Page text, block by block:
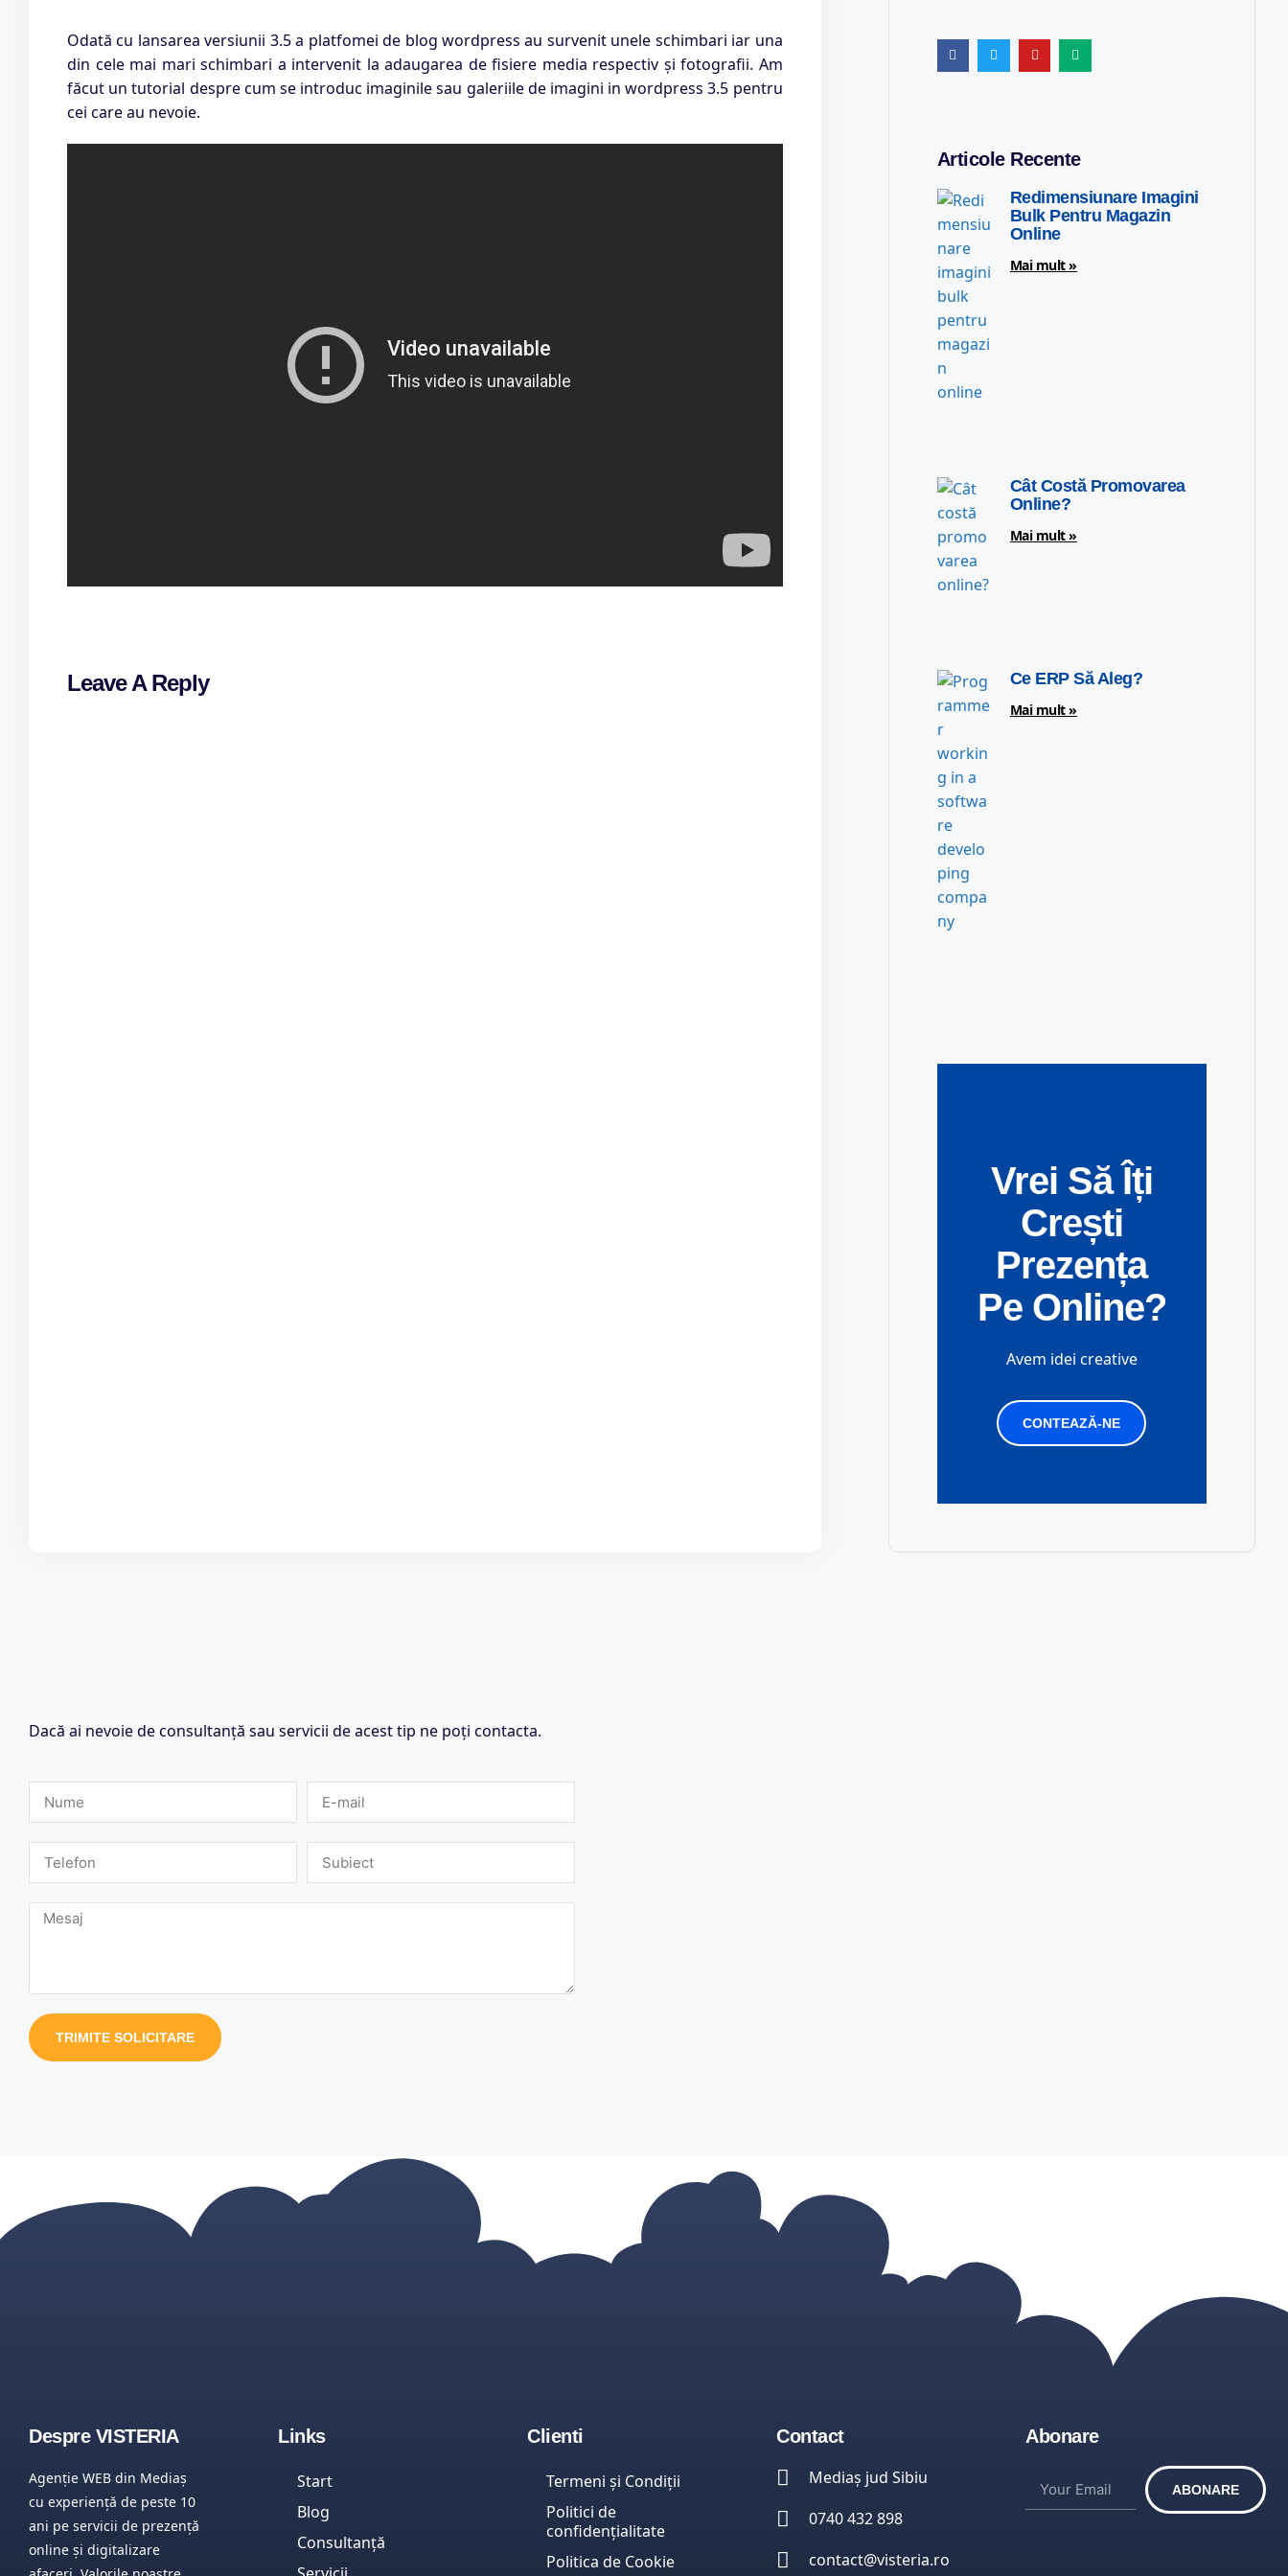
Odată cu lansarea versiunii 3.5 a platfomei de blog wordpress au survenit unele schimbari iar una
din cele mai mari schimbari a intervenit la adaugarea de fisiere media respectiv și fotografii. Am
făcut un tutorial despre cum se introduc imaginile sau galeriile de imagini in wordpress 3.5 pentru
cei care au nevoie.
Leave A Reply
Articole Recente
Redimensiunare Imagini
Bulk Pentru Magazin
Online
Mai mult »
Cât Costă Promovarea
Online?
Mai mult »
Ce ERP Să Aleg?
Mai mult »
Vrei Să Îți
Crești
Prezența
Pe Online?
Avem idei creative
CONTEAZĂ-NE
Dacă ai nevoie de consultanță sau servicii de acest tip ne poți contacta.
TRIMITE SOLICITARE
Despre VISTERIA
Agenție WEB din Mediaș
cu experiență de peste 10
ani pe servicii de prezență
online și digitalizare
Links
Start
Blog
Consultanţă
Clienti
Termeni și Condiții
Politici de
confidențialitate
Politica de Cookie
Contact
Mediaș jud Sibiu
0740 432 898
contact@visteria.ro
Abonare
ABONARE